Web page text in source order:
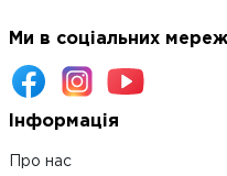
Ми в соціальних
Інформація
Про нас